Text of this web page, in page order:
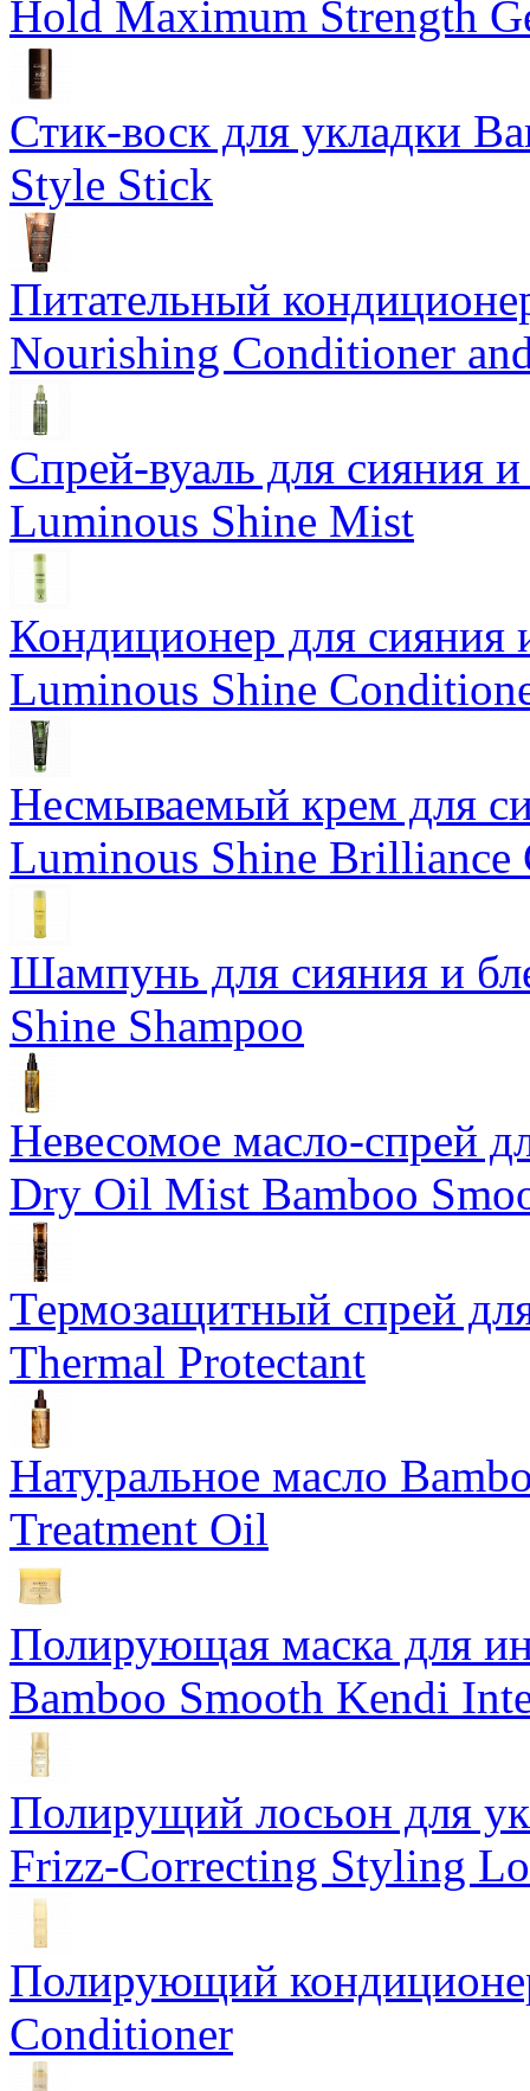
Hold Maximum Strength
Стик-воск для укладки
Style Stick
Питательный
Nourishing Conditioner
Спрей-вуаль для сияния
Luminous Shine Mist
Кондиционер для сияния
Luminous Shine
Несмываемый крем для
Luminous Shine Brilliance
Шампунь для сияния и
Shine Shampoo
Невесомое масло-спрей
Dry Oil Mist Bamboo
Термозащитный спрей
Thermal Protectant
Натуральное масло
Treatment Oil
Полирующая маска для
Bamboo Smooth Kendi
Полирущий лосьон для
Frizz-Correcting Styling
Полирующий
Conditioner